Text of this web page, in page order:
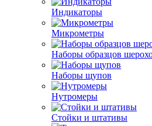
Индикаторы
Микрометры
Наборы образцов
Наборы щупов
Нутромеры
Стойки и штативы